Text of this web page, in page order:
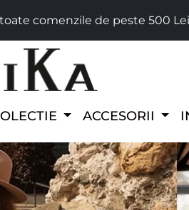
comenzile de peste 500 Lei
ACCESORII